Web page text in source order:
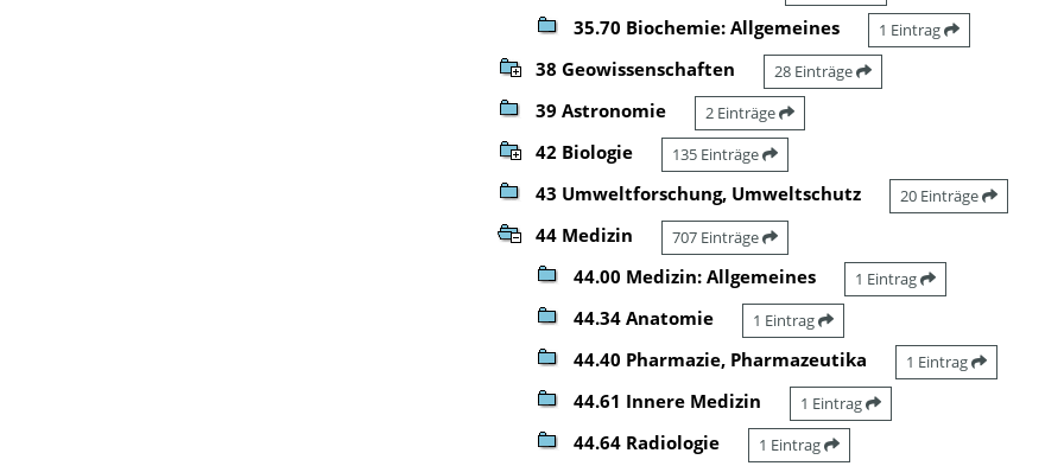
35.70 Biochemie: Allgemeines 1 Eintrag
38 Geowissenschaften 28 Einträge
39 Astronomie 2 Einträge
42 Biologie 135 Einträge
43 Umweltforschung, Umweltschutz 20 Einträge
44 Medizin 707 Einträge
44.00 Medizin: Allgemeines 1 Eintrag
44.34 Anatomie 1 Eintrag
44.40 Pharmazie, Pharmazeutika 1 Eintrag
44.61 Innere Medizin 1 Eintrag
44.64 Radiologie 1 Eintrag